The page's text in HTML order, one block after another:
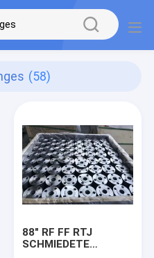
(58)
88" RF FF RTJ
SCHMIEDETE